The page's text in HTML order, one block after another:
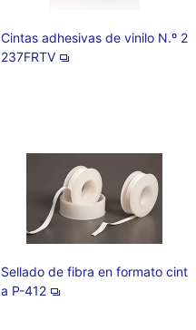
Cintas adhesivas de vinilo N.º 2
237FRTV
Sellado de fibra en formato cint
a P-412